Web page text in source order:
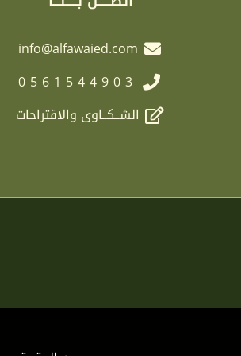
info@alfawaied.com
0561544903
الشــكــاوى والاقتراحات